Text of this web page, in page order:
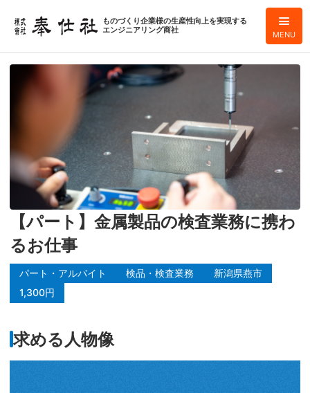
MENU
ものづくり企業様の生産性向上を実現する
エンジニアリング商社
【パート】金属製品の検査業務に携わ
るお仕事
パート・アルバイト 検品・検査業務
新潟県燕市
1,300円
求める人物像